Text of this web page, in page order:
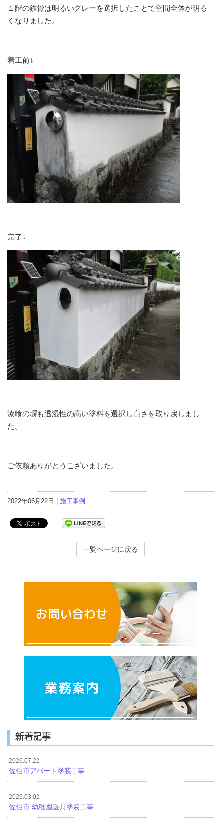
１階の鉄骨は明るいグレーを選択したことで空間全体が明る
くなりました。
着工前↓
完了↓
漆喰の塀も透湿性の高い塗料を選択し白さを取り戻しまし
た。
ご依頼ありがとうございました。
2022年06月22日 | 施工事例
一覧ページに戻る
新着記事
2026.07.22
佐伯市アパート塗装工事
2026.03.02
佐伯市 幼稚園遊具塗装工事